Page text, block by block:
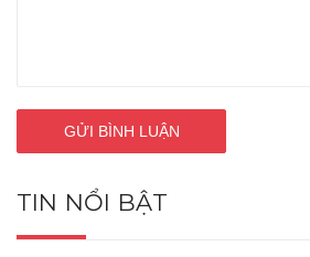
GỬI BÌNH LUẬN
TIN NỔI BẬT